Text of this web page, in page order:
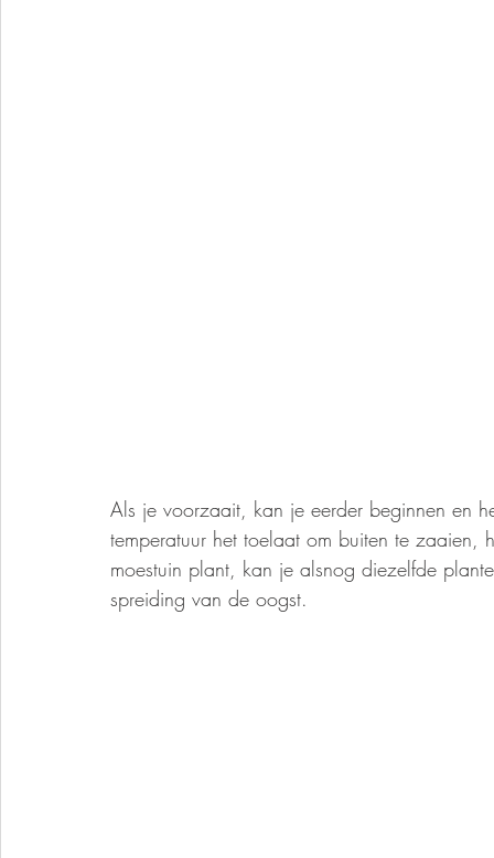
Als je voorzaait, kan je eerder beginnen en
temperatuur het toelaat om buiten te
moestuin plant, kan je alsnog diezelfde
spreiding van de oogst.